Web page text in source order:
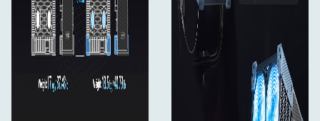
Nominel effekt: 2500 W
Indgangsspænding/strøm: AC 100–240 V / 50–60
Hz / 28 A
CCT: 1000K-20.000K, G/M +/-200